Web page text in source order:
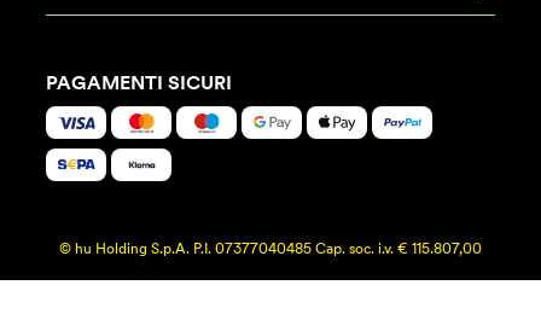
PAGAMENTI SICURI
© hu Holding S.p.A. P.I. 07377040485 Cap. soc. i.v. € 115.807,00